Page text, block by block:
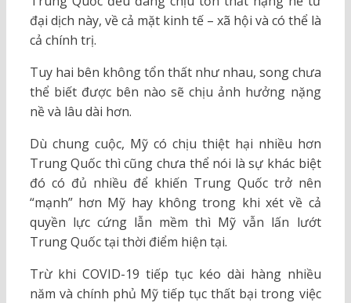
đại dịch này, về cả mặt kinh tế – xã hội và có thể là
cả chính trị.
Tuy hai bên không tổn thất như nhau, song chưa
thể biết được bên nào sẽ chịu ảnh hưởng nặng
nề và lâu dài hơn.
Dù chung cuộc, Mỹ có chịu thiệt hại nhiều hơn
Trung Quốc thì cũng chưa thể nói là sự khác biệt
đó có đủ nhiều để khiến Trung Quốc trở nên
“mạnh” hơn Mỹ hay không trong khi xét về cả
quyền lực cứng lẫn mềm thì Mỹ vẫn lấn lướt
Trung Quốc tại thời điểm hiện tại.
Trừ khi COVID-19 tiếp tục kéo dài hàng nhiều
năm và chính phủ Mỹ tiếp tục thất bại trong việc